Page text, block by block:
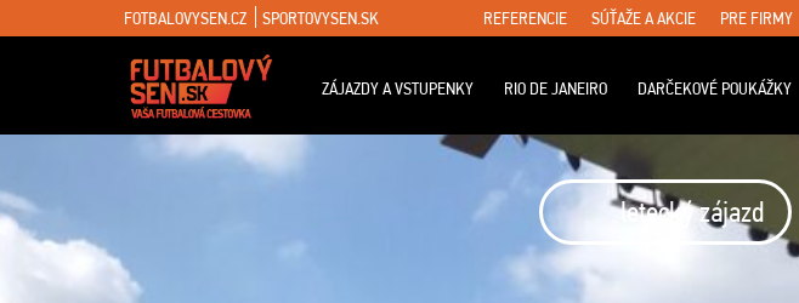
FOTBALOVYSEN.CZ SPORTOVYSEN.SK REFERENCIE SÚŤAŽE A AKCIE PRE FIRMY
ZÁJAZDY A VSTUPENKY RIO DE JANEIRO DARČEKOVÉ POUKÁŽKY
letecký zájazd